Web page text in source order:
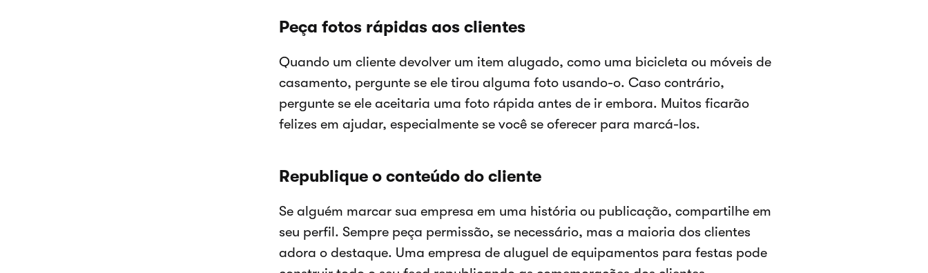
Peça fotos rápidas aos clientes
Quando um cliente devolver um item alugado, como uma bicicleta ou móveis de
casamento, pergunte se ele tirou alguma foto usando-o. Caso contrário,
pergunte se ele aceitaria uma foto rápida antes de ir embora. Muitos ficarão
felizes em ajudar, especialmente se você se oferecer para marcá-los.
Republique o conteúdo do cliente
Se alguém marcar sua empresa em uma história ou publicação, compartilhe em
seu perfil. Sempre peça permissão, se necessário, mas a maioria dos clientes
adora o destaque. Uma empresa de aluguel de equipamentos para festas pode